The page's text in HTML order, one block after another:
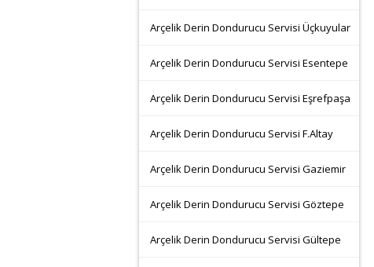
Arçelik Derin Dondurucu Servisi Üçkuyular
Arçelik Derin Dondurucu Servisi Esentepe
Arçelik Derin Dondurucu Servisi Eşrefpaşa
Arçelik Derin Dondurucu Servisi F.Altay
Arçelik Derin Dondurucu Servisi Gaziemir
Arçelik Derin Dondurucu Servisi Göztepe
Arçelik Derin Dondurucu Servisi Gültepe